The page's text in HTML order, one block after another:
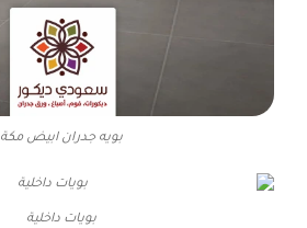
بويه جدران ابيض مكة
بويات داخلية